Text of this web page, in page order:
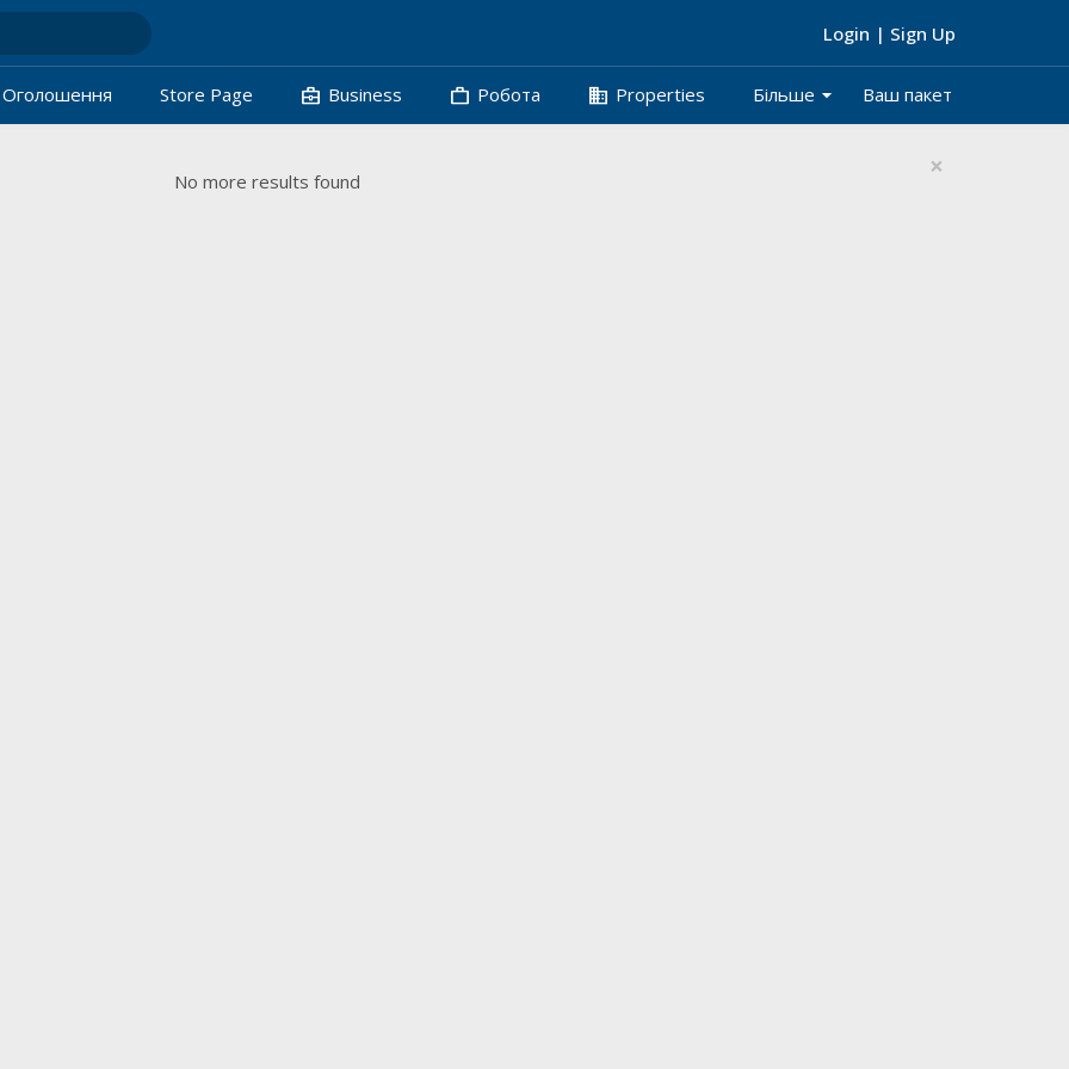
Login | Sign Up
Oголошення Store Page business_center Business work Робота business Properties arrow_drop_down
Більше Ваш пакет
×
No more results found